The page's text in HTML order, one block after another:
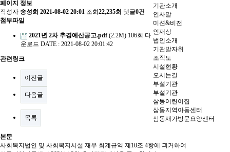
기관소개
인사말
미션&비전
인재상
법인소개
기관발자취
조직도
시설현황
오시는길
부설기관
부설기관
삼동어린이집
삼동지역아동센터
삼동재가방문요양센터
페이지 정보
작성자 송성희 2021-08-02 20:01 조회 22,235회 댓글0건
첨부파일
2021년 2차 추경예산공고.pdf(2.2M) 106회 다
운로드 DATE : 2021-08-02 20:01:42
관련링크
이전글
다음글
목록
본문
사회복지법인 및 사회복지시설 재무 회계규익 제10조 4항에 긔거하여